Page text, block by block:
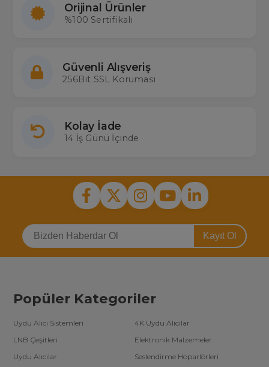
Orijinal Ürünler
%100 Sertifikalı
Güvenli Alışveriş
256Bit SSL Koruması
Kolay İade
14 İş Günü İçinde
Kayıt Ol
Popüler Kategoriler
Uydu Alıcı Sistemleri
4K Uydu Alıcılar
LNB Çeşitleri
Elektronik Malzemeler
Uydu Alıcılar
Seslendirme Hoparlörleri